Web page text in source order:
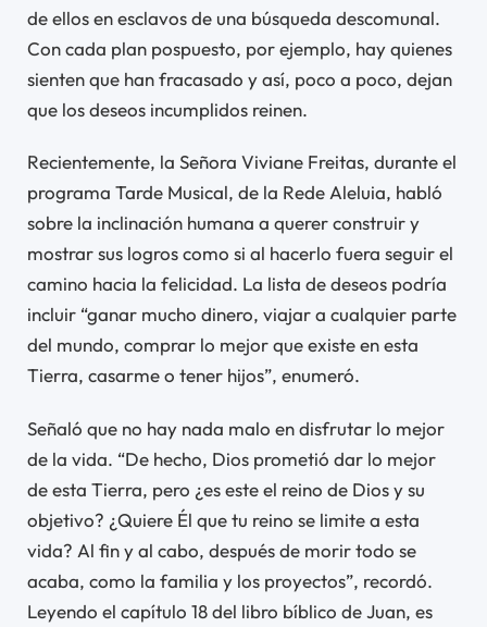
de ellos en esclavos de una búsqueda descomunal.
Con cada plan pospuesto, por ejemplo, hay quienes
sienten que han fracasado y así, poco a poco, dejan
que los deseos incumplidos reinen.
Recientemente, la Señora Viviane Freitas, durante el
programa Tarde Musical, de la Rede Aleluia, habló
sobre la inclinación humana a querer construir y
mostrar sus logros como si al hacerlo fuera seguir el
camino hacia la felicidad. La lista de deseos podría
incluir “ganar mucho dinero, viajar a cualquier parte
del mundo, comprar lo mejor que existe en esta
Tierra, casarme o tener hijos”, enumeró.
Señaló que no hay nada malo en disfrutar lo mejor
de la vida. “De hecho, Dios prometió dar lo mejor
de esta Tierra, pero ¿es este el reino de Dios y su
objetivo? ¿Quiere Él que tu reino se limite a esta
vida? Al fin y al cabo, después de morir todo se
acaba, como la familia y los proyectos”, recordó.
Leyendo el capítulo 18 del libro bíblico de Juan, es